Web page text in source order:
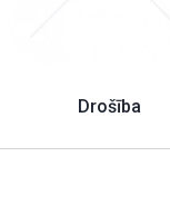
Drošība